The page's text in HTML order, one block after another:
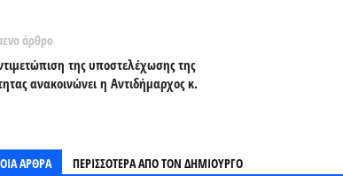
άρθρο
της υποστελέχωσης της
ανακοινώνει η Αντιδήμαρχος κ.
ΑΡΘΡΑ ΠΕΡΙΣΣΟΤΕΡΑ ΑΠΟ ΤΟΝ ΔΗΜΙΟΥΡΓΟ